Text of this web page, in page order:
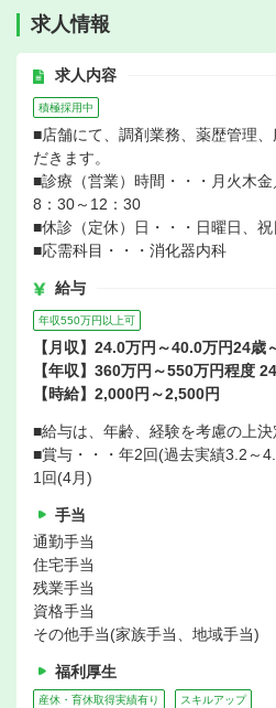
求人情報
求人内容
積極採用中
■店舗にて、調剤業務、薬歴管理
だきます。
■診療（営業）時間・・・月火木
8：30～12：30
■休診（定休）日・・・日曜日、祝
■応需科目・・・消化器内科
給与
年収550万円以上可
【月収】24.0万円～40.0万円24歳
【年収】360万円～550万円程度
【時給】2,000円～2,500円
■給与は、年齢、経験を考慮の上決
■賞与・・・年2回(過去実績3.2
1回(4月)
手当
通勤手当
住宅手当
残業手当
資格手当
その他手当(家族手当、地域手当)
福利厚生
産休・育休取得実績有り スキルアップ